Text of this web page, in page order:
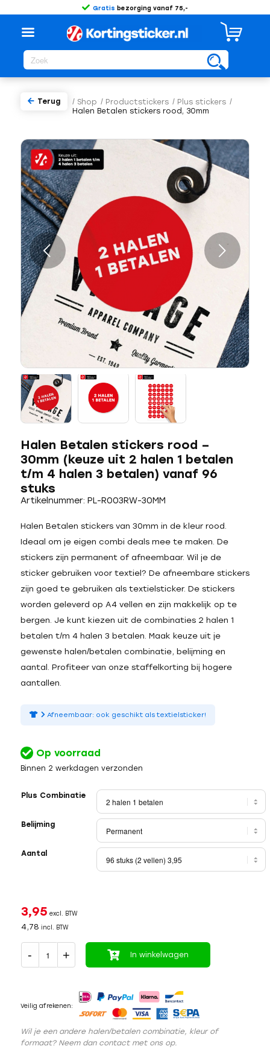
Gratis bezorging vanaf 75,-
/ Shop / Productstickers / Plus stickers /
Halen Betalen stickers rood, 30mm
Terug
Volgende
Halen Betalen stickers rood –
30mm (keuze uit 2 halen 1 betalen
t/m 4 halen 3 betalen) vanaf 96
stuks
Artikelnummer: PL-R003RW-30MM
Halen Betalen stickers van 30mm in de kleur rood.
Ideaal om je eigen combi deals mee te maken. De
stickers zijn permanent of afneembaar. Wil je de
sticker gebruiken voor textiel? De afneembare stickers
zijn goed te gebruiken als textielsticker. De stickers
worden geleverd op A4 vellen en zijn makkelijk op te
bergen. Je kunt kiezen uit de combinaties 2 halen 1
betalen t/m 4 halen 3 betalen. Maak keuze uit je
gewenste halen/betalen combinatie, belijming en
aantal. Profiteer van onze staffelkorting bij hogere
aantallen.
Afneembaar: ook geschikt als textielsticker!
Op voorraad
Binnen 2 werkdagen verzonden
Plus Combinatie
Belijming
Aantal
3,95 excl. BTW
4,78 incl. BTW
In winkelwagen
Veilig afrekenen:
Wil je een andere halen/betalen combinatie, kleur of
formaat? Neem dan contact met ons op.